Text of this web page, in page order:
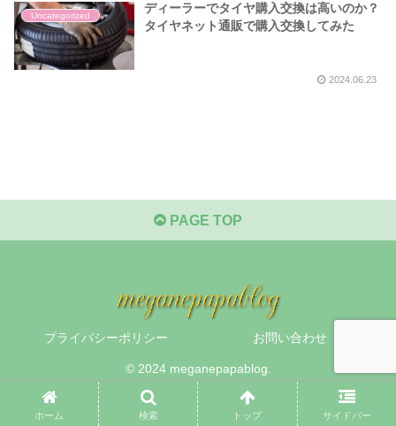
Uncategorized
ディーラーでタイヤ購入交換は高いのか？
タイヤネット通販で購入交換してみた
2024.06.23
PAGE TOP
プライバシーポリシー お問い合わせ
© 2024 meganepapablog.
ホーム 検索 トップ サイドバー